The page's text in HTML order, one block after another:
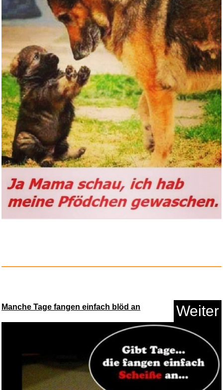
MERGEGAMES Medieval
Dynasty...
Anzeige
L K 6 Stücke Schutzfolie ...
Twitch Geschenkkarte -
Gutsche...
Manche Tage fangen einfach blöd an Weiter